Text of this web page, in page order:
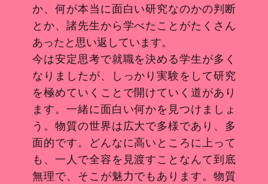
か、何が本当に面白い研究なのかの判断
とか、諸先生から学べたことがたくさん
あったと思い返しています。
今は安定思考で就職を決める学生が多く
なりましたが、しっかり実験をして研究
を極めていくことで開けていく道があり
ます。一緒に面白い何かを見つけましょ
う。物質の世界は広大で多様であり、多
面的です。どんなに高いところに上って
も、一人で全容を見渡すことなんて到底
無理で、そこが魅力でもあります。物質